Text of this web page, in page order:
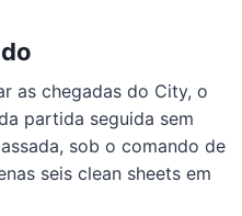
as chegadas do City, o
partida seguida sem
sob o comando de
seis clean sheets em